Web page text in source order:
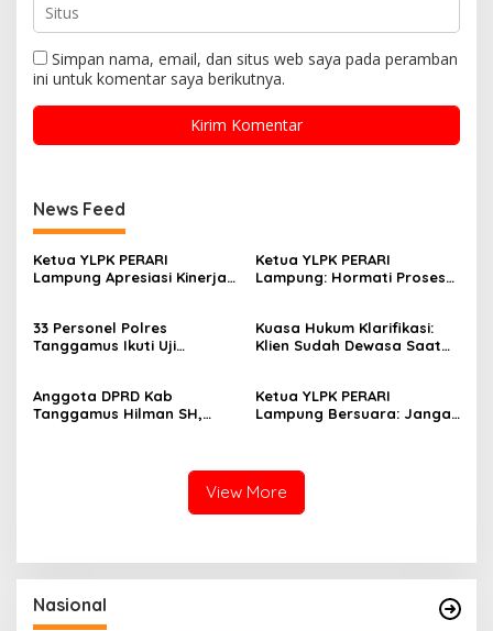
Simpan nama, email, dan situs web saya pada peramban
ini untuk komentar saya berikutnya.
News Feed
Ketua YLPK PERARI
Lampung Apresiasi Kinerja
Putra Masuk Tahap
Perkembangan
Ketua YLPK PERARI
Lampung: Hormati Proses
Isu Pergantian Sekda dan
Dugaan Makar ini Akan Kita
33 Personel Polres
Tanggamus Ikuti Uji
Senpi
Kuasa Hukum Klarifikasi:
Klien Sudah Dewasa Saat
Anggota DPRD Kab
Tanggamus Hilman SH,
Ketua YLPK PERARI
Lampung Bersuara: Jangan
View More
Nasional